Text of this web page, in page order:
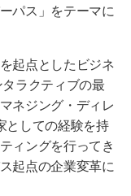
ーパス」をテーマに
起点としたビジネ
ラクティブの最
ネジング・ディレ
としての経験を持
ィングを行ってき
起点の企業変革に